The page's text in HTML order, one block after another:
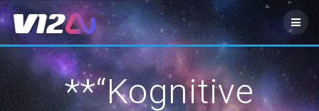
Zum
Inhalt
springen
**“Kognitive